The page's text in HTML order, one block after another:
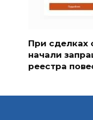
При сделках
начали
реестра